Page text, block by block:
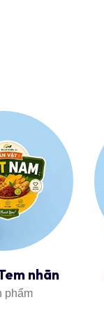
nhãn
phẩm